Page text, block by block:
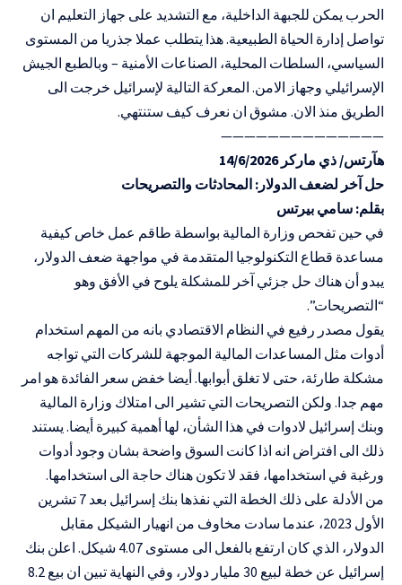
الحرب يمكن للجبهة الداخلية، مع التشديد على جهاز التعليم ان
تواصل إدارة الحياة الطبيعية. هذا يتطلب عملا جذريا من المستوى
السياسي، السلطات المحلية، الصناعات الأمنية – وبالطبع الجيش
الإسرائيلي وجهاز الامن. المعركة التالية لإسرائيل خرجت الى
الطريق منذ الان. مشوق ان نعرف كيف ستنتهي.
——————————————
هآرتس/ ذي ماركر 14/6/2026
حل آخر لضعف الدولار: المحادثات والتصريحات
بقلم: سامي بيرتس
في حين تفحص وزارة المالية بواسطة طاقم عمل خاص كيفية
مساعدة قطاع التكنولوجيا المتقدمة في مواجهة ضعف الدولار،
يبدو أن هناك حل جزئي آخر للمشكلة يلوح في الأفق وهو
“التصريحات”.
يقول مصدر رفيع في النظام الاقتصادي بانه من المهم استخدام
أدوات مثل المساعدات المالية الموجهة للشركات التي تواجه
مشكلة طارئة، حتى لا تغلق أبوابها. أيضا خفض سعر الفائدة هو امر
مهم جدا. ولكن التصريحات التي تشير الى امتلاك وزارة المالية
وبنك إسرائيل لادوات في هذا الشأن، لها أهمية كبيرة أيضا. يستند
ذلك الى افتراض انه اذا كانت السوق واضحة بشان وجود أدوات
ورغبة في استخدامها، فقد لا تكون هناك حاجة الى استخدامها.
من الأدلة على ذلك الخطة التي نفذها بنك إسرائيل بعد 7 تشرين
الأول 2023، عندما سادت مخاوف من انهيار الشيكل مقابل
الدولار، الذي كان ارتفع بالفعل الى مستوى 4.07 شيكل. اعلن بنك
إسرائيل عن خطة لبيع 30 مليار دولار، وفي النهاية تبين ان بيع 8.2